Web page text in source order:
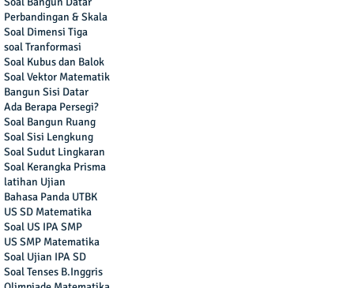
Perbandingan & Skala
Soal Dimensi Tiga
soal Tranformasi
Soal Kubus dan Balok
Soal Vektor Matematik
Bangun Sisi Datar
Ada Berapa Persegi?
Soal Bangun Ruang
Soal Sisi Lengkung
Soal Sudut Lingkaran
Soal Kerangka Prisma
latihan Ujian
Bahasa Panda UTBK
US SD Matematika
Soal US IPA SMP
US SMP Matematika
Soal Ujian IPA SD
Soal Tenses B.Inggris